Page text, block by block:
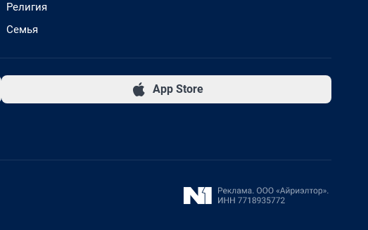
Религия
Семья
App Store